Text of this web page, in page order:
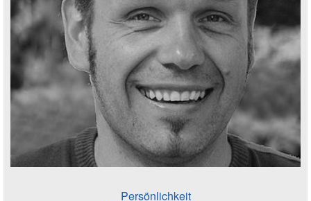
Persönlichkeit